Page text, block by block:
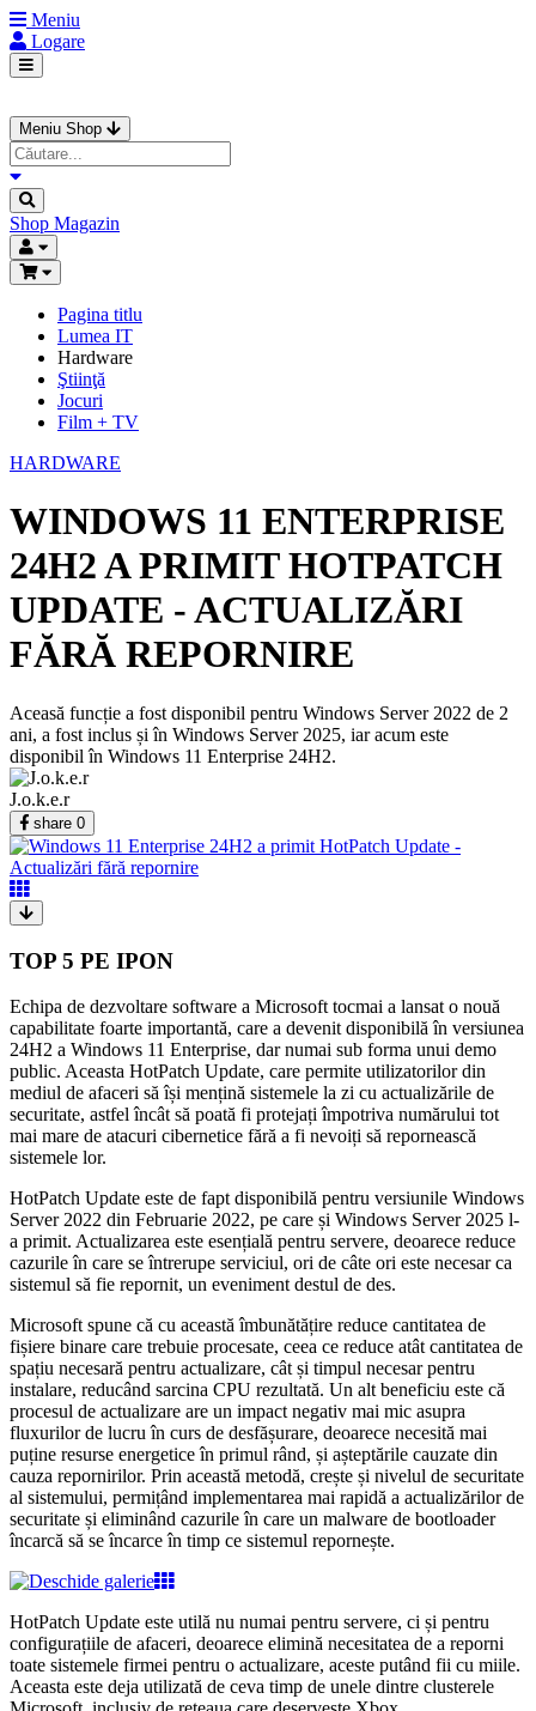
Meniu
Logare
Meniu Shop
Shop Magazin
Pagina titlu
Lumea IT
Hardware
Ştiinţă
Jocuri
Film + TV
HARDWARE
WINDOWS 11 ENTERPRISE
24H2 A PRIMIT HOTPATCH
UPDATE - ACTUALIZĂRI
FĂRĂ REPORNIRE
Aceasă funcție a fost disponibil pentru Windows Server 2022 de 2
ani, a fost inclus și în Windows Server 2025, iar acum este
disponibil în Windows 11 Enterprise 24H2.
J.o.k.e.r
share 0
TOP 5 PE IPON
Echipa de dezvoltare software a Microsoft tocmai a lansat o nouă
capabilitate foarte importantă, care a devenit disponibilă în versiunea
24H2 a Windows 11 Enterprise, dar numai sub forma unui demo
public. Aceasta HotPatch Update, care permite utilizatorilor din
mediul de afaceri să își mențină sistemele la zi cu actualizările de
securitate, astfel încât să poată fi protejați împotriva numărului tot
mai mare de atacuri cibernetice fără a fi nevoiți să repornească
sistemele lor.
HotPatch Update este de fapt disponibilă pentru versiunile Windows
Server 2022 din Februarie 2022, pe care și Windows Server 2025 l-
a primit. Actualizarea este esențială pentru servere, deoarece reduce
cazurile în care se întrerupe serviciul, ori de câte ori este necesar ca
sistemul să fie repornit, un eveniment destul de des.
Microsoft spune că cu această îmbunătățire reduce cantitatea de
fișiere binare care trebuie procesate, ceea ce reduce atât cantitatea de
spațiu necesară pentru actualizare, cât și timpul necesar pentru
instalare, reducând sarcina CPU rezultată. Un alt beneficiu este că
procesul de actualizare are un impact negativ mai mic asupra
fluxurilor de lucru în curs de desfășurare, deoarece necesită mai
puține resurse energetice în primul rând, și așteptările cauzate din
cauza repornirilor. Prin această metodă, crește și nivelul de securitate
al sistemului, permițând implementarea mai rapidă a actualizărilor de
securitate și eliminând cazurile în care un malware de bootloader
încarcă să se încarce în timp ce sistemul repornește.
HotPatch Update este utilă nu numai pentru servere, ci și pentru
configurațiile de afaceri, deoarece elimină necesitatea de a reporni
toate sistemele firmei pentru o actualizare, aceste putând fii cu miile.
Aceasta este deja utilizată de ceva timp de unele dintre clusterele